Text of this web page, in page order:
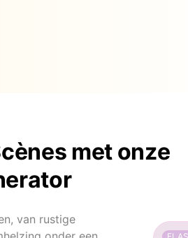
met onze
van rustige